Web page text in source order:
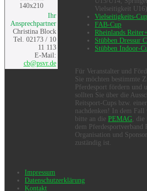
Ihr
Ansprechpartner
Christina Block
Tel. 02173 / 10
11 113
E-Mail:
cb@psvr.de
Vielseitigkeit U16)
Vielseitigkeits-
FAB-Cup
Rheinlands
Stübben Dressur
Stübben Indoor-
Für Veranstalter und
Sie möchten bestimmte
Pferdesport fördern und
sollten Sie über die
Reitsport-Cups bzw.
nachdenken! In dem Fall
bitte an diePEMAG ,
dem Pferdesportverband
Organisation und
zuständig ist.
Impressum
Datenschutzerklärung
Kontakt